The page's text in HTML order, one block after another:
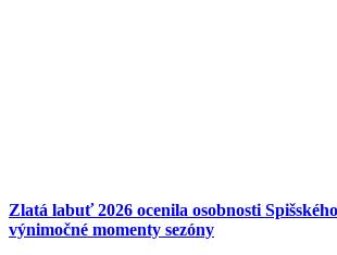
Zlatá labuť 2026 ocenila osobnosti
výnimočné momenty sezóny